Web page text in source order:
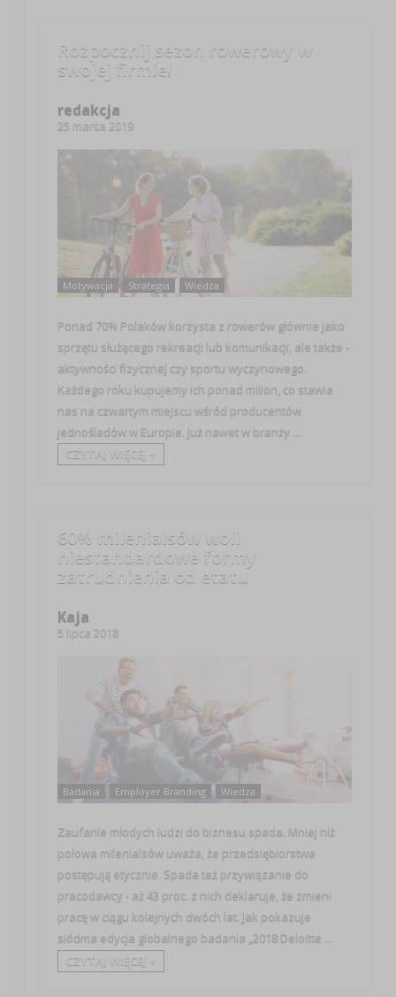
Rozpocznij sezon rowerowy w
swojej firmie!
redakcja
25 marca 2019
Motywacja Strategia Wiedza
Ponad 70% Polaków korzysta z rowerów głównie jako
sprzętu służącego rekreacji lub komunikacji, ale także -
aktywności fizycznej czy sportu wyczynowego.
Każdego roku kupujemy ich ponad milion, co stawia
nas na czwartym miejscu wśród producentów
jednośladów w Europie. Już nawet w branży ...
CZYTAJ WIĘCEJ +
60% milenialsów woli
niestandardowe formy
zatrudnienia od etatu
Kaja
5 lipca 2018
Badania Employer Branding Wiedza
Zaufanie młodych ludzi do biznesu spada. Mniej niż
połowa milenialsów uważa, że przedsiębiorstwa
postępują etycznie. Spada też przywiązanie do
pracodawcy - aż 43 proc. z nich deklaruje, że zmieni
pracę w ciągu kolejnych dwóch lat. Jak pokazuje
siódma edycja globalnego badania „2018 Deloitte ...
CZYTAJ WIĘCEJ +